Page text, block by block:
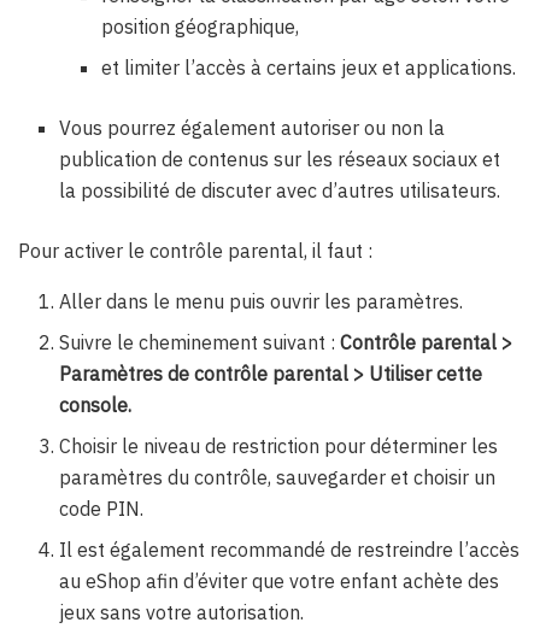
position géographique,
et limiter l’accès à certains jeux et applications.
Vous pourrez également autoriser ou non la
publication de contenus sur les réseaux sociaux et
la possibilité de discuter avec d’autres utilisateurs.
Pour activer le contrôle parental, il faut :
Aller dans le menu puis ouvrir les paramètres.
Suivre le cheminement suivant :Contrôle parental >
Paramètres de contrôle parental > Utiliser cette
console.
Choisir le niveau de restriction pour déterminer les
paramètres du contrôle, sauvegarder et choisir un
code PIN.
Il est également recommandé de restreindre l’accès
au eShop afin d’éviter que votre enfant achète des
jeux sans votre autorisation.